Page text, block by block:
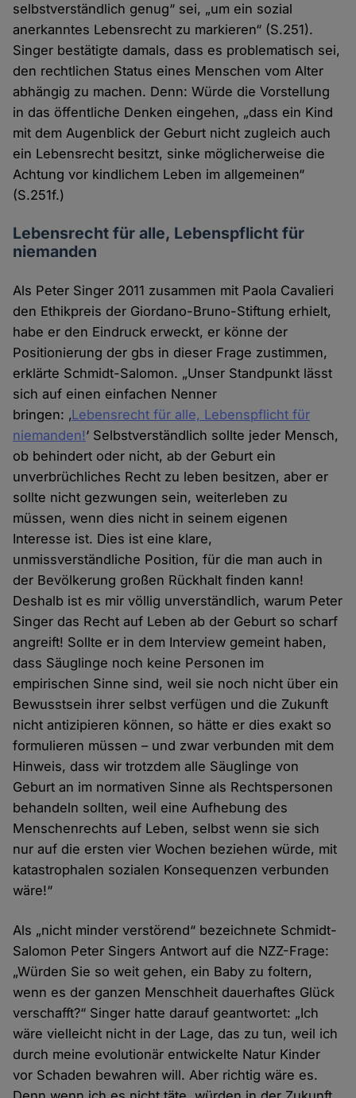
selbstverständlich genug“ sei, „um ein sozial
anerkanntes Lebensrecht zu markieren“ (S.251).
Singer bestätigte damals, dass es problematisch sei,
den rechtlichen Status eines Menschen vom Alter
abhängig zu machen. Denn: Würde die Vorstellung
in das öffentliche Denken eingehen, „dass ein Kind
mit dem Augenblick der Geburt nicht zugleich auch
ein Lebensrecht besitzt, sinke möglicherweise die
Achtung vor kindlichem Leben im allgemeinen“
(S.251f.)
Lebensrecht für alle, Lebenspflicht für
niemanden
Als Peter Singer 2011 zusammen mit Paola Cavalieri
den Ethikpreis der Giordano-Bruno-Stiftung erhielt,
habe er den Eindruck erweckt, er könne der
Positionierung der gbs in dieser Frage zustimmen,
erklärte Schmidt-Salomon. „Unser Standpunkt lässt
sich auf einen einfachen Nenner
bringen: ‚Lebensrecht für alle, Lebenspflicht für
niemanden!‘ Selbstverständlich sollte jeder Mensch,
ob behindert oder nicht, ab der Geburt ein
unverbrüchliches Recht zu leben besitzen, aber er
sollte nicht gezwungen sein, weiterleben zu
müssen, wenn dies nicht in seinem eigenen
Interesse ist. Dies ist eine klare,
unmissverständliche Position, für die man auch in
der Bevölkerung großen Rückhalt finden kann!
Deshalb ist es mir völlig unverständlich, warum Peter
Singer das Recht auf Leben ab der Geburt so scharf
angreift! Sollte er in dem Interview gemeint haben,
dass Säuglinge noch keine Personen im
empirischen Sinne sind, weil sie noch nicht über ein
Bewusstsein ihrer selbst verfügen und die Zukunft
nicht antizipieren können, so hätte er dies exakt so
formulieren müssen – und zwar verbunden mit dem
Hinweis, dass wir trotzdem alle Säuglinge von
Geburt an im normativen Sinne als Rechtspersonen
behandeln sollten, weil eine Aufhebung des
Menschenrechts auf Leben, selbst wenn sie sich
nur auf die ersten vier Wochen beziehen würde, mit
katastrophalen sozialen Konsequenzen verbunden
wäre!“
Als „nicht minder verstörend“ bezeichnete Schmidt-
Salomon Peter Singers Antwort auf die NZZ-Frage:
„Würden Sie so weit gehen, ein Baby zu foltern,
wenn es der ganzen Menschheit dauerhaftes Glück
verschafft?“ Singer hatte darauf geantwortet: „Ich
wäre vielleicht nicht in der Lage, das zu tun, weil ich
durch meine evolutionär entwickelte Natur Kinder
vor Schaden bewahren will. Aber richtig wäre es.